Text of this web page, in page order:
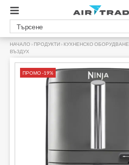
НАЧАЛО › ПРОДУКТИ › КУХНЕНСКО ОБОРУДВАНЕ
ВЪЗДУХ
ПРОМО -19%